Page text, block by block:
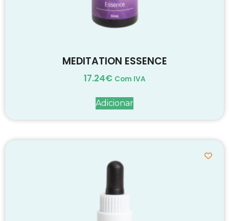
MEDITATION ESSENCE
17.24€ Com IVA
Adicionar